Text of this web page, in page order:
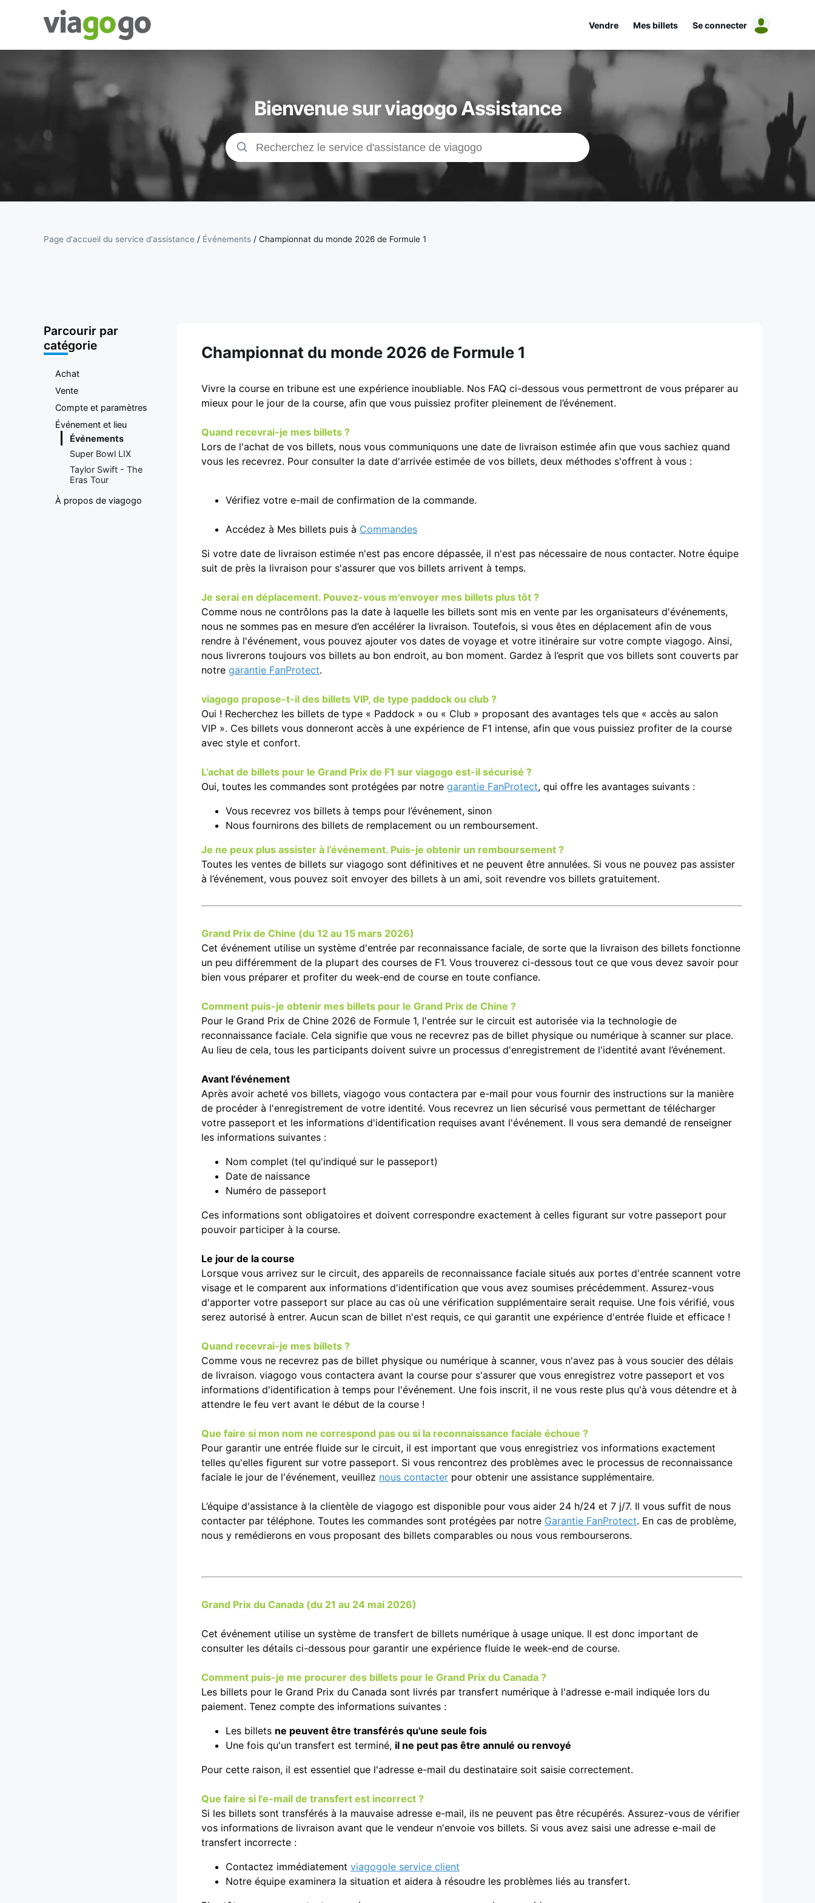
Billets -
Billet pour
concerts,
événements
sportifs et
viagogo, la
de vente de
billets
Vendre Mes billets Se connecter
Bienvenue sur viagogo Assistance
Page d'accueil du service d'assistance / Événements / Championnat du monde 2026 de Formule 1
Parcourir par
catégorie
Achat
Vente
Compte et paramètres
Événement et lieu
Événements
Super Bowl LIX
Taylor Swift - The
Eras Tour
À propos de viagogo
Championnat du monde 2026 de Formule 1
Vivre la course en tribune est une expérience inoubliable. Nos FAQ ci-dessous vous permettront de vous préparer au
mieux pour le jour de la course, afin que vous puissiez profiter pleinement de l’événement.
Quand recevrai-je mes billets ?
Lors de l'achat de vos billets, nous vous communiquons une date de livraison estimée afin que vous sachiez quand
vous les recevrez. Pour consulter la date d'arrivée estimée de vos billets, deux méthodes s'offrent à vous :
Vérifiez votre e-mail de confirmation de la commande.
Accédez à Mes billets puis à Commandes
Si votre date de livraison estimée n'est pas encore dépassée, il n'est pas nécessaire de nous contacter. Notre équipe
suit de près la livraison pour s'assurer que vos billets arrivent à temps.
Je serai en déplacement. Pouvez-vous m'envoyer mes billets plus tôt ?
Comme nous ne contrôlons pas la date à laquelle les billets sont mis en vente par les organisateurs d'événements,
nous ne sommes pas en mesure d’en accélérer la livraison. Toutefois, si vous êtes en déplacement afin de vous
rendre à l'événement, vous pouvez ajouter vos dates de voyage et votre itinéraire sur votre compte viagogo. Ainsi,
nous livrerons toujours vos billets au bon endroit, au bon moment. Gardez à l’esprit que vos billets sont couverts par
notre garantie FanProtect.
viagogo propose-t-il des billets VIP, de type paddock ou club ?
Oui ! Recherchez les billets de type « Paddock » ou « Club » proposant des avantages tels que « accès au salon
VIP ». Ces billets vous donneront accès à une expérience de F1 intense, afin que vous puissiez profiter de la course
avec style et confort.
L’achat de billets pour le Grand Prix de F1 sur viagogo est-il sécurisé ?
Oui, toutes les commandes sont protégées par notre garantie FanProtect, qui offre les avantages suivants :
Vous recevrez vos billets à temps pour l’événement, sinon
Nous fournirons des billets de remplacement ou un remboursement.
Je ne peux plus assister à l’événement. Puis-je obtenir un remboursement ?
Toutes les ventes de billets sur viagogo sont définitives et ne peuvent être annulées. Si vous ne pouvez pas assister
à l’événement, vous pouvez soit envoyer des billets à un ami, soit revendre vos billets gratuitement.
Grand Prix de Chine (du 12 au 15 mars 2026)
Cet événement utilise un système d'entrée par reconnaissance faciale, de sorte que la livraison des billets fonctionne
un peu différemment de la plupart des courses de F1. Vous trouverez ci-dessous tout ce que vous devez savoir pour
bien vous préparer et profiter du week-end de course en toute confiance.
Comment puis-je obtenir mes billets pour le Grand Prix de Chine ?
Pour le Grand Prix de Chine 2026 de Formule 1, l'entrée sur le circuit est autorisée via la technologie de
reconnaissance faciale. Cela signifie que vous ne recevrez pas de billet physique ou numérique à scanner sur place.
Au lieu de cela, tous les participants doivent suivre un processus d'enregistrement de l'identité avant l’événement.
Avant l'événement
Après avoir acheté vos billets, viagogo vous contactera par e-mail pour vous fournir des instructions sur la manière
de procéder à l'enregistrement de votre identité. Vous recevrez un lien sécurisé vous permettant de télécharger
votre passeport et les informations d'identification requises avant l'événement. Il vous sera demandé de renseigner
les informations suivantes :
Nom complet (tel qu'indiqué sur le passeport)
Date de naissance
Numéro de passeport
Ces informations sont obligatoires et doivent correspondre exactement à celles figurant sur votre passeport pour
pouvoir participer à la course.
Le jour de la course
Lorsque vous arrivez sur le circuit, des appareils de reconnaissance faciale situés aux portes d'entrée scannent votre
visage et le comparent aux informations d'identification que vous avez soumises précédemment. Assurez-vous
d'apporter votre passeport sur place au cas où une vérification supplémentaire serait requise. Une fois vérifié, vous
serez autorisé à entrer. Aucun scan de billet n'est requis, ce qui garantit une expérience d'entrée fluide et efficace !
Quand recevrai-je mes billets ?
Comme vous ne recevrez pas de billet physique ou numérique à scanner, vous n'avez pas à vous soucier des délais
de livraison. viagogo vous contactera avant la course pour s'assurer que vous enregistrez votre passeport et vos
informations d'identification à temps pour l'événement. Une fois inscrit, il ne vous reste plus qu'à vous détendre et à
attendre le feu vert avant le début de la course !
Que faire si mon nom ne correspond pas ou si la reconnaissance faciale échoue ?
Pour garantir une entrée fluide sur le circuit, il est important que vous enregistriez vos informations exactement
telles qu'elles figurent sur votre passeport. Si vous rencontrez des problèmes avec le processus de reconnaissance
faciale le jour de l'événement, veuillez nous contacter pour obtenir une assistance supplémentaire.
L’équipe d'assistance à la clientèle de viagogo est disponible pour vous aider 24 h/24 et 7 j/7. Il vous suffit de nous
contacter par téléphone. Toutes les commandes sont protégées par notre Garantie FanProtect. En cas de problème,
nous y remédierons en vous proposant des billets comparables ou nous vous rembourserons.
Grand Prix du Canada (du 21 au 24 mai 2026)
Cet événement utilise un système de transfert de billets numérique à usage unique. Il est donc important de
consulter les détails ci-dessous pour garantir une expérience fluide le week-end de course.
Comment puis-je me procurer des billets pour le Grand Prix du Canada ?
Les billets pour le Grand Prix du Canada sont livrés par transfert numérique à l'adresse e-mail indiquée lors du
paiement. Tenez compte des informations suivantes :
Les billets ne peuvent être transférés qu'une seule fois
Une fois qu'un transfert est terminé, il ne peut pas être annulé ou renvoyé
Pour cette raison, il est essentiel que l'adresse e-mail du destinataire soit saisie correctement.
Que faire si l'e-mail de transfert est incorrect ?
Si les billets sont transférés à la mauvaise adresse e-mail, ils ne peuvent pas être récupérés. Assurez-vous de vérifier
vos informations de livraison avant que le vendeur n'envoie vos billets. Si vous avez saisi une adresse e-mail de
transfert incorrecte :
Contactez immédiatement viagogole service client
Notre équipe examinera la situation et aidera à résoudre les problèmes liés au transfert.